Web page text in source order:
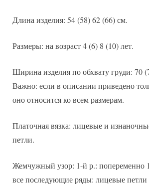
Длина изделия: 54 (58) 62 (66) см.
Размеры: на возраст 4 (6) 8 (10) лет.
Ширина изделия по обхвату груди: 70
Важно: если в описании приведено
оно относится ко всем размерам.
Платочная вязка: лицевые и
петли.
Жемчужный узор: 1-й р.: попеременно
все последующие ряды: лицевые петли